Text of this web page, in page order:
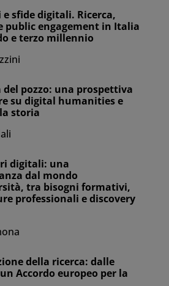
sfide digitali. Ricerca,
public engagement in Italia
e terzo millennio
del pozzo: una prospettiva
su digital humanities e
storia
digitali: una
dal mondo
tra bisogni formativi,
professionali e discovery
della ricerca: dalle
Accordo europeo per la